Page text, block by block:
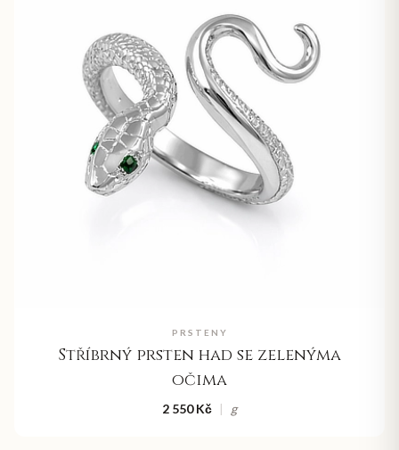
PRSTENY
Stříbrný prsten had se zelenýma
očima
2 550 Kč | g